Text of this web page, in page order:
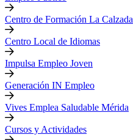
Centro de Formación La Calzada
Centro Local de Idiomas
Impulsa Empleo Joven
Generación IN Empleo
Vives Emplea Saludable Mérida
Cursos y Actividades